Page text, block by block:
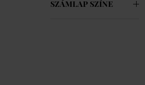
Versace(+11)
SZÁMLAP SZÍNE